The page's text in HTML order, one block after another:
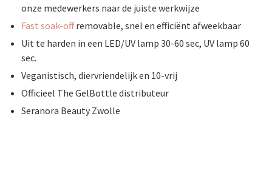
onze medewerkers naar de juiste werkwijze
Fast soak-offremovable, snel en efficiënt afweekbaar
Uit te harden in een LED/UV lamp 30-60 sec, UV lamp 60
sec.
Veganistisch, diervriendelijk en 10-vrij
Officieel The GelBottle distributeur
Seranora Beauty Zwolle